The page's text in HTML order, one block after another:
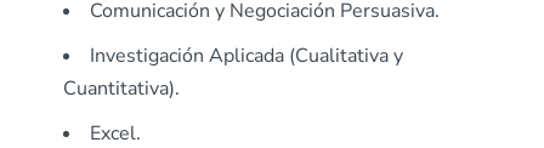
Comunicación y Negociación Persuasiva.
Investigación Aplicada (Cualitativa y
Cuantitativa).
Excel.